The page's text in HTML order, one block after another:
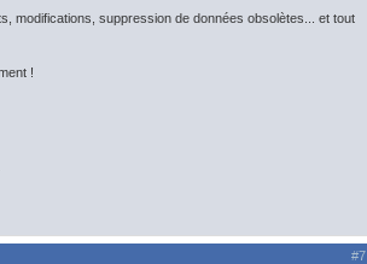
modifications, suppression de données obsolètes... et tout
!
#7